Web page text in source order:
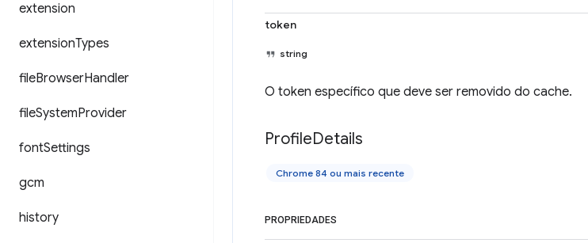
extension
extensionTypes
fileBrowserHandler
fileSystemProvider
fontSettings
gcm
history
token
string
O token específico que deve ser removido do cache.
ProfileDetails
Chrome 84 ou mais recente
PROPRIEDADES